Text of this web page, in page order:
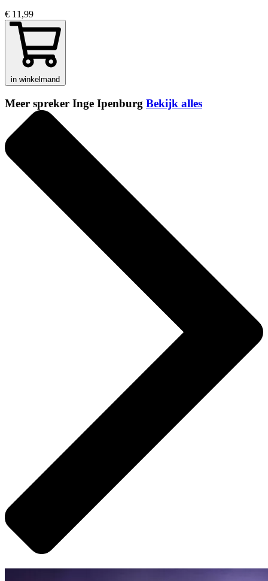
€ 11,99
in winkelmand
Meer spreker Inge Ipenburg Bekijk alles